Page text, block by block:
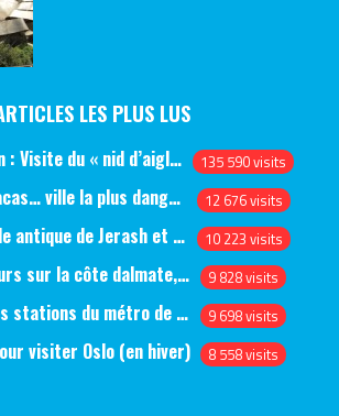
LES PLUS LUS
Berchtesgaden : Visite du « nid d’aigle » et des bunkers d’Hitler 135 590 visits
Arrivée à Caracas… ville la plus dangereuse du monde (jour 1) 12 676 visits
Visite de la ville antique de Jerash et du château d’Ajlun (jour 1) 10 223 visits
Croatie : 9 jours sur la côte dalmate, de Split à Dubrovnik, en passant par Hvar et Mjlet 9 828 visits
Les plus belles stations du métro de Saint-Pétersbourg 9 698 visits
visiter Oslo (en hiver) 8 558 visits